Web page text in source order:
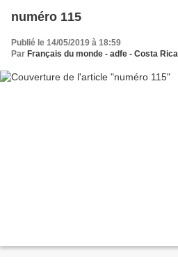
numéro 115
Publié le 14/05/2019 à 18:59
Par Français du monde - adfe - Costa Rica